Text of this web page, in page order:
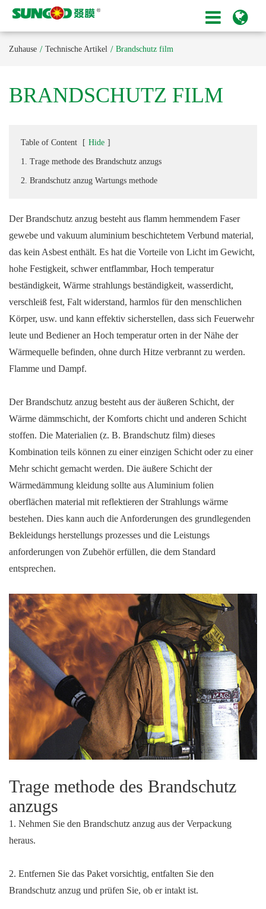
Zuhause Technische Artikel Brandschutz film
BRANDSCHUTZ FILM
Table of Content [ Hide ]
1. Trage methode des Brandschutz anzugs
2. Brandschutz anzug Wartungs methode
Der Brandschutz anzug besteht aus flamm hemmendem Faser
gewebe und vakuum aluminium beschichtetem Verbund material,
das kein Asbest enthält. Es hat die Vorteile von Licht im Gewicht,
hohe Festigkeit, schwer entflammbar, Hoch temperatur
beständigkeit, Wärme strahlungs beständigkeit, wasserdicht,
verschleiß fest, Falt widerstand, harmlos für den menschlichen
Körper, usw. und kann effektiv sicherstellen, dass sich Feuerwehr
leute und Bediener an Hoch temperatur orten in der Nähe der
Wärmequelle befinden, ohne durch Hitze verbrannt zu werden.
Flamme und Dampf.
Der Brandschutz anzug besteht aus der äußeren Schicht, der
Wärme dämmschicht, der Komforts chicht und anderen Schicht
stoffen. Die Materialien (z. B. Brandschutz film) dieses
Kombination teils können zu einer einzigen Schicht oder zu einer
Mehr schicht gemacht werden. Die äußere Schicht der
Wärmedämmung kleidung sollte aus Aluminium folien
oberflächen material mit reflektieren der Strahlungs wärme
bestehen. Dies kann auch die Anforderungen des grundlegenden
Bekleidungs herstellungs prozesses und die Leistungs
anforderungen von Zubehör erfüllen, die dem Standard
entsprechen.
Trage methode des Brandschutz
anzugs
1. Nehmen Sie den Brandschutz anzug aus der Verpackung
heraus.
2. Entfernen Sie das Paket vorsichtig, entfalten Sie den
Brandschutz anzug und prüfen Sie, ob er intakt ist.